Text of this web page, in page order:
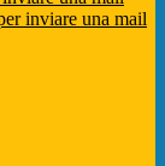
inviare una mail